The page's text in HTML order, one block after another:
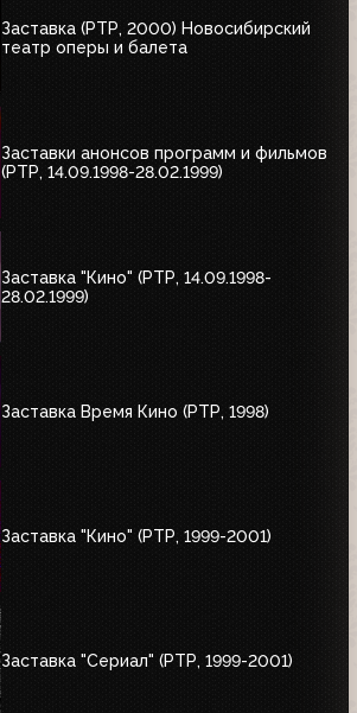
Заставка (РТР, 2000) Новосибирский
театр оперы и балета
Заставки анонсов программ и фильмов
(РТР, 14.09.1998-28.02.1999)
Заставка "Кино" (РТР, 14.09.1998-
28.02.1999)
Заставка Время Кино (РТР, 1998)
Заставка "Кино" (РТР, 1999-2001)
Заставка "Сериал" (РТР, 1999-2001)